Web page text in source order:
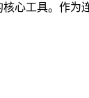
心工具。作